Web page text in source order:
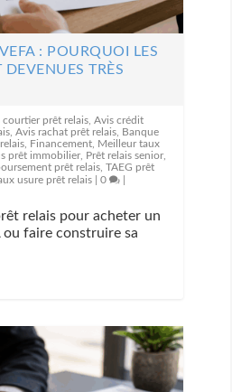
: POURQUOI LES
TRÈS
courtier prêt relais ,Avis crédit
,Avis rachat prêt relais Banque
Financement Meilleur taux
prêt immobilier Prêt relais senior
prêt relais ,TAEG prêt
usure prêt relais |0
relais pour acheter un
ou faire construire sa